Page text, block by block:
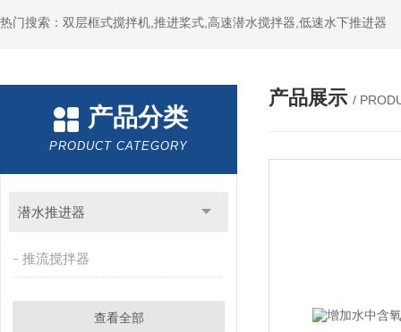
热门搜索：双层框式搅拌机,推进桨式,高速潜水搅拌器,低速水下推进器
产品分类
PRODUCT CATEGORY
潜水推进器
推流搅拌器
查看全部
产品展示 /